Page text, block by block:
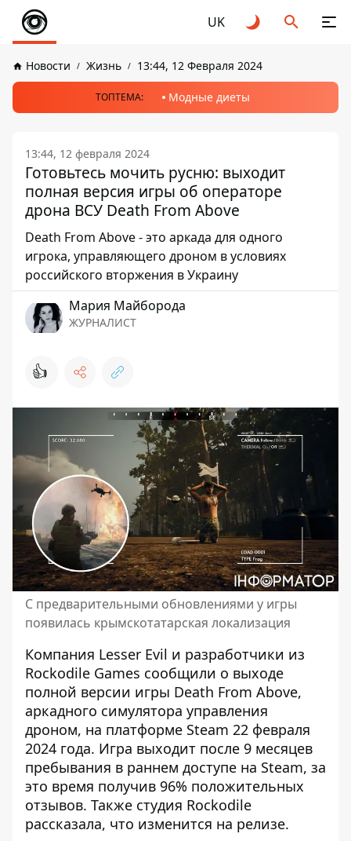
UK
Новости Жизнь 13:44, 12 Февраля 2024
ТОПТЕМА: Модные диеты
13:44, 12 февраля 2024
Готовьтесь мочить русню: выходит
полная версия игры об операторе
дрона ВСУ Death From Above
Death From Above - это аркада для одного
игрока, управляющего дроном в условиях
российского вторжения в Украину
Мария Майборода
ЖУРНАЛИСТ
👍
С предварительными обновлениями у игры
появилась крымскотатарская локализация
Компания Lesser Evil и разработчики из
Rockodile Games сообщили о выходе
полной версии игры Death From Above,
аркадного симулятора управления
дроном, на платформе Steam 22 февраля
2024 года. Игра выходит после 9 месяцев
пребывания в раннем доступе на Steam, за
это время получив 96% положительных
отзывов. Также студия Rockodile
рассказала, что изменится на релизе.